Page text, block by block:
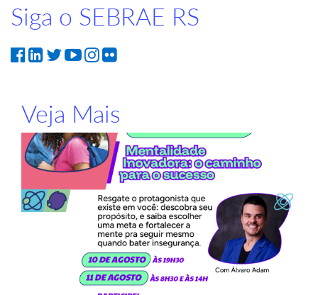
Siga o SEBRAE RS
Veja Mais